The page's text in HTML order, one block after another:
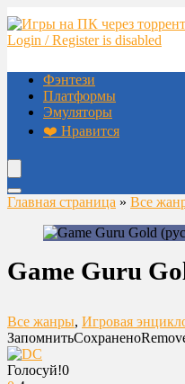
Login / Register is disabled
Фэнтези
Платформы
Эмуляторы
❤️ Нравится
Главная страница » Все
Game Guru
Все жанры, Игровая
ЗапомнитьСохранено
Голосуй!0